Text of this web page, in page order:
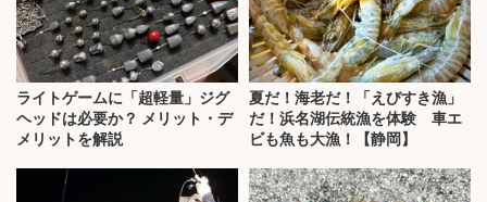
ライトゲームに「超軽量」ジグ
ヘッドは必要か？ メリット・デ
メリットを解説
夏だ！海老だ！「えびすき漁」
だ！浜名湖伝統漁を体験 車エ
ビも魚も大漁！【静岡】